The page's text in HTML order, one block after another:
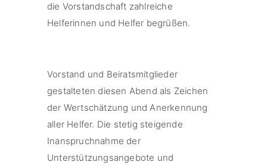
die Vorstandschaft zahlreiche
Helferinnen und Helfer begrüßen.
Vorstand und Beiratsmitglieder
gestalteten diesen Abend als Zeichen
der Wertschätzung und Anerkennung
aller Helfer. Die stetig steigende
Inanspruchnahme der
Unterstützungsangebote und